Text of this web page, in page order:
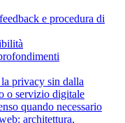
e procedura di
privacy sin dalla
o servizio digitale
quando necessario
architettura,